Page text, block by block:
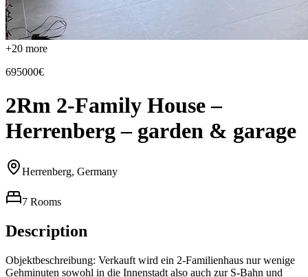
+20 more
695000€
2Rm 2-Family House –
Herrenberg – garden & garage
Herrenberg, Germany
7 Rooms
Description
Objektbeschreibung: Verkauft wird ein 2-Familienhaus nur wenige
Gehminuten sowohl in die Innenstadt also auch zur S-Bahn und